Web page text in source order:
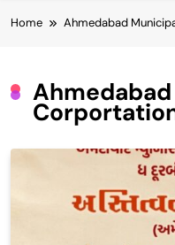
Home Ahmedabad